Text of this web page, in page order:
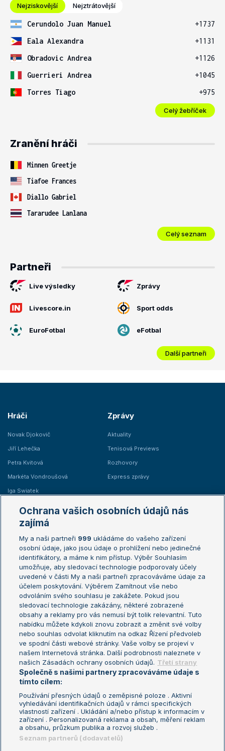
Nejziskovější Nejztrátovější
Cerundolo Juan Manuel
+1737
Eala Alexandra
+1131
Obradovic Andrea
+1126
Guerrieri Andrea
+1045
Torres Tiago
+975
Celý žebříček
Zranění hráči
Minnen Greetje
Tiafoe Frances
Diallo Gabriel
Tararudee Lanlana
Celý seznam
Partneři
Live výsledky Zprávy
Livescore.in Sport odds
EuroFotbal eFotbal
Další partneři
Hráči
Novak Djokovič
Jiří Lehečka
Petra Kvitová
Markéta Vondroušová
Iga Swiatek
Zprávy
Aktuality
Tenisová Previews
Rozhovory
Express zprávy
Žebříčky
Žebříček ATP (muži)
Žebříček WTA (ženy)
Sázkařský žebříček
Australian Open
French Open
Wimbledon
US Open
Turnaj mistrů
Turnaj mistryň
Aktualní trendy
Fotbalové přestupy
Livesport Daily
LS Prague Open
Podmínky užití
Nastavení soukromí
GDPR a žurnalistika
Reklama
Kontakt
Informace o zpracování osobních
údajů
Ochrana vašich osobních údajů nás
zajímá
My a naši partneři 999 ukládáme do vašeho zařízení
osobní údaje, jako jsou údaje o prohlížení nebo jedinečné
identifikátory, a máme k nim přístup. Výběr Souhlasím
umožňuje, aby sledovací technologie podporovaly účely
uvedené v části My a naši partneři zpracováváme údaje za
účelem poskytování. Výběrem Zamítnout vše nebo
odvoláním svého souhlasu je zakážete. Pokud jsou
sledovací technologie zakázány, některé zobrazené
obsahy a reklamy pro vás nemusí být tolik relevantní. Tuto
nabídku můžete kdykoli znovu zobrazit a změnit své volby
nebo souhlas odvolat kliknutím na odkaz Řízení předvoleb
ve spodní části webové stránky. Vaše volby se projeví v
našem Internetová stránka. Další podrobnosti naleznete v
našich Zásadách ochrany osobních údajů. Třetí strany
Společně s našimi partnery zpracováváme údaje s
tímto cílem:
Používání přesných údajů o zeměpisné poloze . Aktivní
vyhledávání identifikačních údajů v rámci specifických
vlastností zařízení . Ukládání a/nebo přístup k informacím v
zařízení . Personalizovaná reklama a obsah, měření reklam
a obsahu, průzkum publika a rozvoj služeb .
Seznam partnerů (dodavatelů)